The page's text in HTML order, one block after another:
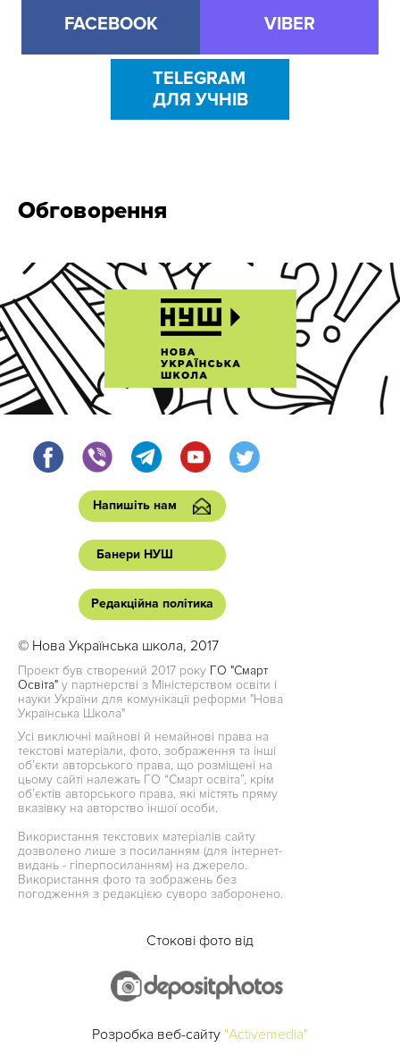
FACEBOOK VIBER
TELEGRAM
ДЛЯ УЧНІВ
Обговорення
Напишіть нам
Банери НУШ
Редакційна політика
© Нова Українська школа, 2017
Проект був створений 2017 року ГО "Смарт
Освіта" у партнерстві з Міністерством освіти і
науки України для комунікації реформи "Нова
Українська Школа"
Усі виключні майнові й немайнові права на
текстові матеріали, фото, зображення та інші
об’єкти авторського права, що розміщені на
цьому сайті належать ГО “Смарт освіта”, крім
об’єктів авторського права, які містять пряму
вказівку на авторство іншої особи.
Використання текстових матеріалів сайту
дозволено лише з посиланням (для інтернет-
видань - гіперпосиланням) на джерело.
Використання фото та зображень без
погодження з редакцією суворо заборонено.
Стокові фото від
Розробка веб-сайту "Activemedia"